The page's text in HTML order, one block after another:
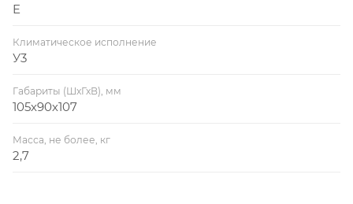
E
Климатическое исполнение
У3
Габариты (ШхГхВ), мм
105х90х107
Масса, не более, кг
2,7